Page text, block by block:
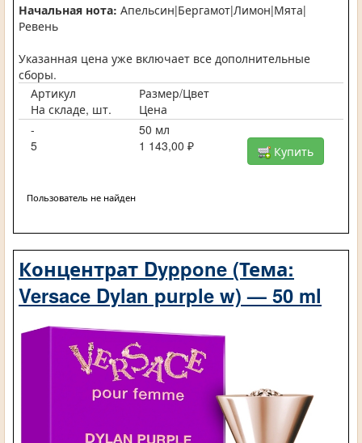
Начальная нота: Апельсин|Бергамот|Лимон|Мята|
Ревень
Указанная цена уже включает все дополнительные
сборы.
Артикул
Размер/Цвет
На складе, шт.
Цена
-
50 мл
5
1 143,00 ₽ Купить
Пользователь не найден
Концентрат Dyppone (Тема:
Versace Dylan purple w) — 50 ml